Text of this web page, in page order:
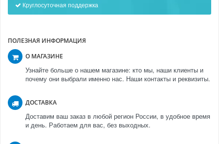
Круглосуточная поддержка
ПОЛЕЗНАЯ ИНФОРМАЦИЯ
О МАГАЗИНЕ
Узнайте больше о нашем магазине: кто мы, наши клиенты и
почему они выбрали именно нас. Наши контакты и реквизиты.
ДОСТАВКА
Доставим ваш заказ в любой регион России, в удобное время
и день. Работаем для вас, без выходных.